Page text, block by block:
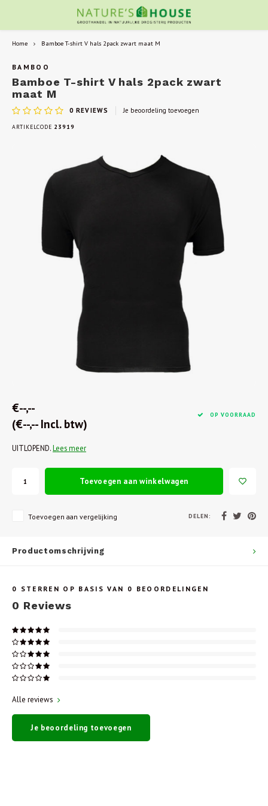
Home Bamboe T-shirt V hals 2pack zwart maat M
BAMBOO
Bamboe T-shirt V hals 2pack zwart
maat M
0 REVIEWS Je beoordeling toevoegen
ARTIKELCODE 23919
€--,--
(€--,-- Incl. btw)
OP VOORRAAD
UITLOPEND.Lees meer
Toevoegen aan winkelwagen
Toevoegen aan vergelijking DELEN:
Productomschrijving
0 STERREN OP BASIS VAN 0 BEOORDELINGEN
0 Reviews
Alle reviews
Je beoordeling toevoegen